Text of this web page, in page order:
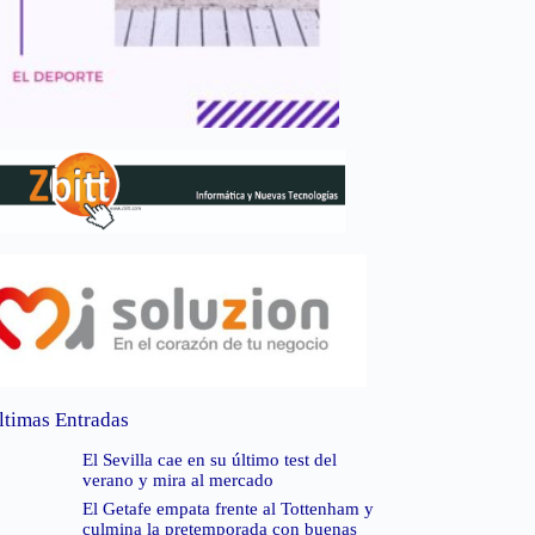
Entradas
El Sevilla cae en su último test del
verano y mira al mercado
El Getafe empata frente al Tottenham y
culmina la pretemporada con buenas